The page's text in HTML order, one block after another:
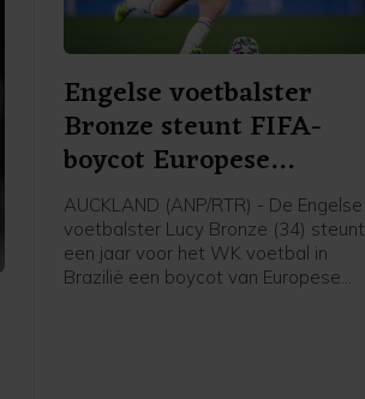
Engelse voetbalster
Bronze steunt FIFA-
boycot Europese
speelsters
AUCKLAND (ANP/RTR) - De Engelse
voetbalster Lucy Bronze (34) steunt
een jaar voor het WK voetbal in
Brazilië een boycot van Europese